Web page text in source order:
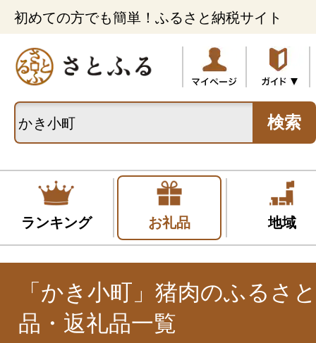
初めての方でも簡単！ふるさと納税サイト
検索
ランキング お礼品 地域
「かき小町」猪肉のふるさ
品・返礼品一覧